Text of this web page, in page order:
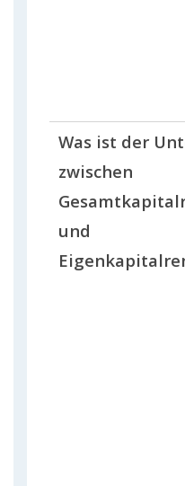
Was ist der
zwischen
und